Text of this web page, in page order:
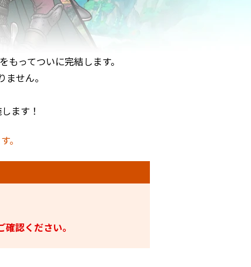
ってついに完結します。
せん。
ます！
。
確認ください。